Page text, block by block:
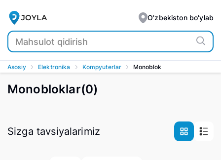
JOYLA O'zbekiston bo'ylab
Asosiy Elektronika Kompyuterlar Monoblok
Monobloklar(0)
Sizga tavsiyalarimiz